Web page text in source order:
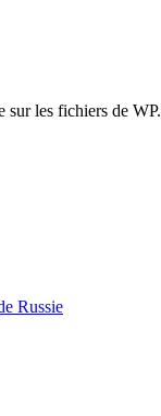
sur les fichiers de WP.
Russie